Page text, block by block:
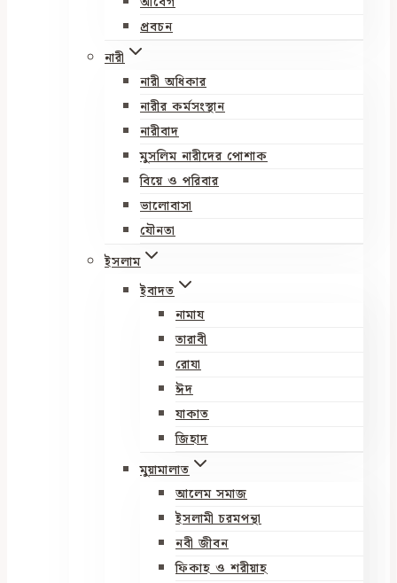
প্রবচন
নারী
নারী অধিকার
নারীর কর্মসংস্থান
নারীবাদ
মুসলিম নারীদের পোশাক
বিয়ে ও পরিবার
ভালোবাসা
যৌনতা
ইসলাম
ইবাদত
নামায
তারাবী
রোযা
ঈদ
যাকাত
জিহাদ
মুয়ামালাত
আলেম সমাজ
ইসলামী চরমপন্থা
নবী জীবন
ফিকাহ ও শরীয়াহ